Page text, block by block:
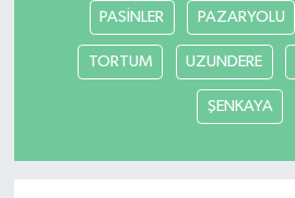
PASİNLER PAZARYOLU
TORTUM UZUNDERE
ŞENKAYA